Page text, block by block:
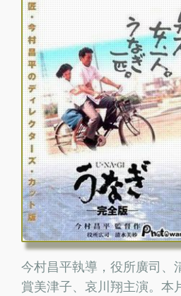
今村昌平執導，役所廣司、
賞美津子、哀川翔主演。本